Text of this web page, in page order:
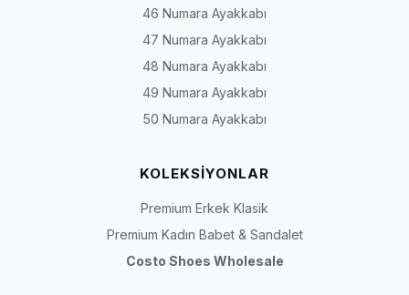
yarı klasik kullanım
İş hayatı, takım elbise ve
Tüm büyük numara erkek ayakkabılar
46 Numara Ayakkabı
47 Numara Ayakkabı
48 Numara Ayakkabı
49 Numara Ayakkabı
50 Numara Ayakkabı
KOLEKSİYONLAR
Premium Erkek Klasik
Premium Kadın Babet & Sandalet
Costo Shoes Wholesale